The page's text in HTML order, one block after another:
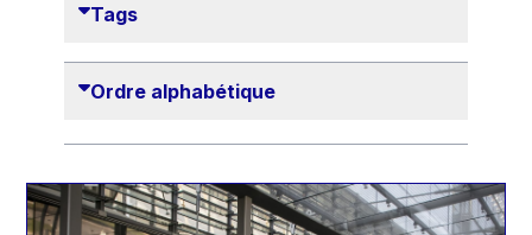
Gaston Reinesch
Gil Carlos Rodrigues Iglesias
Günther Verheugen
2012
2013
2014
Tags
Ordre alphabétique